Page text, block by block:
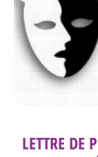
LETTRE DE